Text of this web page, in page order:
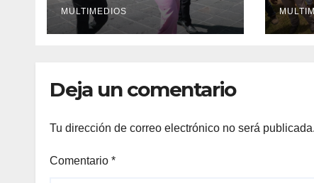
MULTIMEDIOS
Deja un comentario
Tu dirección de correo electrónico no será publicada.
Comentario *